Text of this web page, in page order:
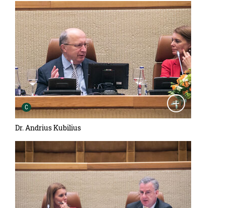
Detailansicht öffnen:
C Urheber der Grafik:
Dr. Andrius Kubilius
Detailansicht öffnen: